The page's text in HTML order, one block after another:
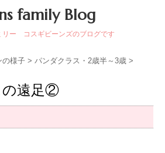
family Blog
リー コスギビーンズのブログです
様子 > パンダクラス・2歳半～3歳 >
の遠足②